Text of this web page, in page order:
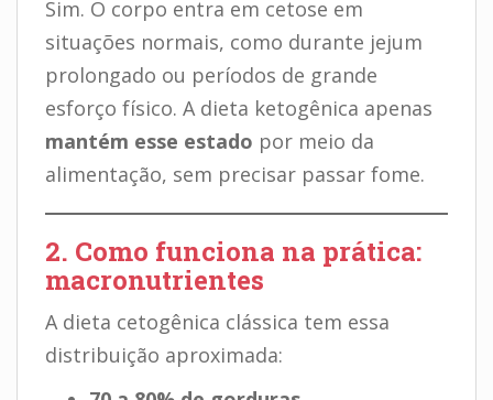
Sim. O corpo entra em cetose em
situações normais, como durante jejum
prolongado ou períodos de grande
esforço físico. A dieta ketogênica apenas
mantém esse estado por meio da
alimentação, sem precisar passar fome.
2. Como funciona na prática:
macronutrientes
A dieta cetogênica clássica tem essa
distribuição aproximada: